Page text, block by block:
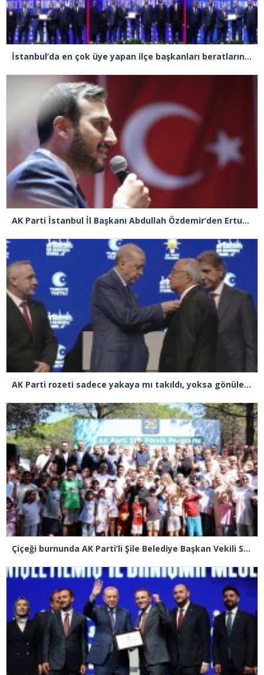
İstanbul’da en çok üye yapan ilçe başkanları beratlarını Cumhurbaşkanı Erdoğan’ın elinden aldı
AK Parti İstanbul İl Başkanı Abdullah Özdemir’den Ertuğrul Özkök’e “Franco” tepkisi
AK Parti rozeti sadece yakaya mı takıldı, yoksa gönüle takılmadı mı?
Çiçeği burnunda AK Parti’li Şile Belediye Başkan Vekili Sacit Terzi, teşkilatlarla piknikte buluştu